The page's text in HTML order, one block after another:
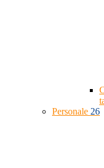
Personale 26